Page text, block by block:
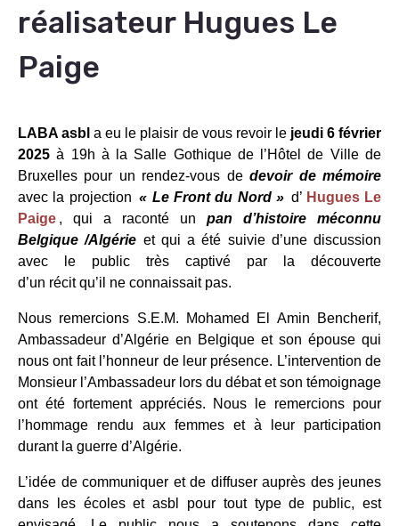
réalisateur Hugues Le
Paige
LABA asbl a eu le plaisir de vous revoir le jeudi 6 février
2025 à 19h à la Salle Gothique de l’Hôtel de Ville de
Bruxelles pour un rendez-vous dedevoir de mémoire
avec la projection « Le Front du Nord » d’ Hugues Le
Paige , qui a raconté unpan d’histoire méconnu
Belgique /Algérie et qui a été suivie d’une discussion
avec le public très captivé par la découverte
d’un récit qu’il ne connaissait pas.
Nous remercions S.E.M. Mohamed El Amin Bencherif,
Ambassadeur d’Algérie en Belgique et son épouse qui
nous ont fait l’honneur de leur présence. L’intervention de
Monsieur l’Ambassadeur lors du débat et son témoignage
ont été fortement appréciés. Nous le remercions pour
l’hommage rendu aux femmes et à leur participation
durant la guerre d’Algérie.
L’idée de communiquer et de diffuser auprès des jeunes
dans les écoles et asbl pour tout type de public, est